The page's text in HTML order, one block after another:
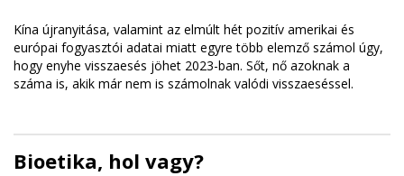
Kína újranyitása, valamint az elmúlt hét pozitív amerikai és
európai fogyasztói adatai miatt egyre több elemző számol úgy,
hogy enyhe visszaesés jöhet 2023-ban. Sőt, nő azoknak a
száma is, akik már nem is számolnak valódi visszaeséssel.
Bioetika, hol vagy?